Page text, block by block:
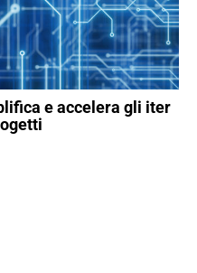
e accelera gli iter